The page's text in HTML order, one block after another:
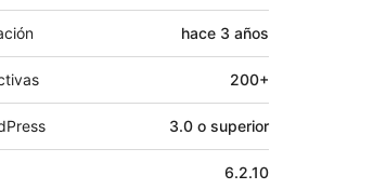
hace 3 años
200+
3.0 o superior
6.2.10